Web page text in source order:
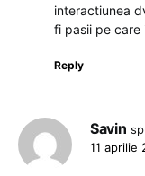
interactiunea
fi pasii pe care
Reply
Savin
11 aprilie